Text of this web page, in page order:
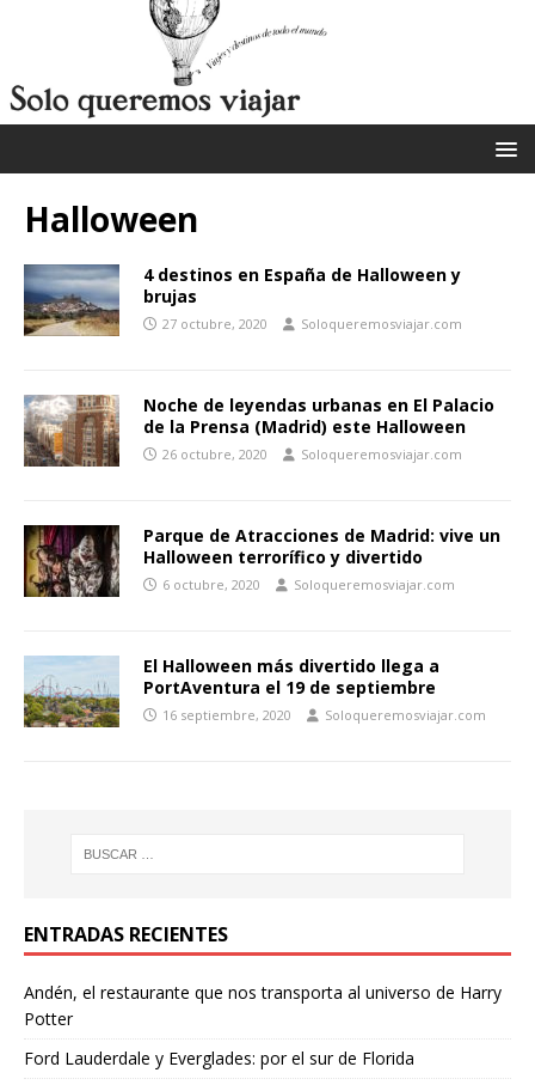
Halloween
4 destinos en España de Halloween y
brujas
27 octubre, 2020 Soloqueremosviajar.com
Noche de leyendas urbanas en El Palacio
de la Prensa (Madrid) este Halloween
26 octubre, 2020 Soloqueremosviajar.com
Parque de Atracciones de Madrid: vive un
Halloween terrorífico y divertido
6 octubre, 2020 Soloqueremosviajar.com
El Halloween más divertido llega a
PortAventura el 19 de septiembre
16 septiembre, 2020 Soloqueremosviajar.com
ENTRADAS RECIENTES
Andén, el restaurante que nos transporta al universo de Harry
Potter
Ford Lauderdale y Everglades: por el sur de Florida